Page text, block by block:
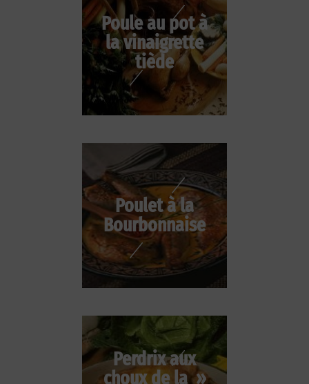
Poule au pot à
la vinaigrette
tiède
Poulet à la
Bourbonnaise
Perdrix aux
choux de la »